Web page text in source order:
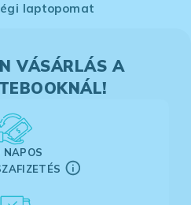
laptopomat
VÁSÁRLÁS A
NAPOS